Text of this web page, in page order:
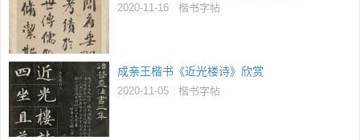
2020-11-16 楷书字帖
成亲王楷书《近光楼诗》欣赏
2020-11-05 楷书字帖